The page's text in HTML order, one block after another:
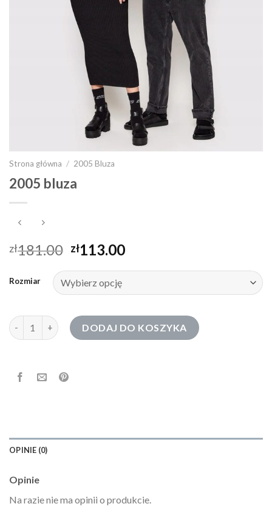
Strona główna / 2005 Bluza
2005 bluza
zł181.00 zł113.00
Rozmiar
ilość 2005 bluza DODAJ DO KOSZYKA
OPINIE (0)
Opinie
Na razie nie ma opinii o produkcie.